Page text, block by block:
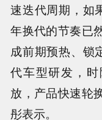
速迭代周期，如
年换代的节奏已
成前期预热、锁
代车型研发，
放，产品快速轮
彤表示。